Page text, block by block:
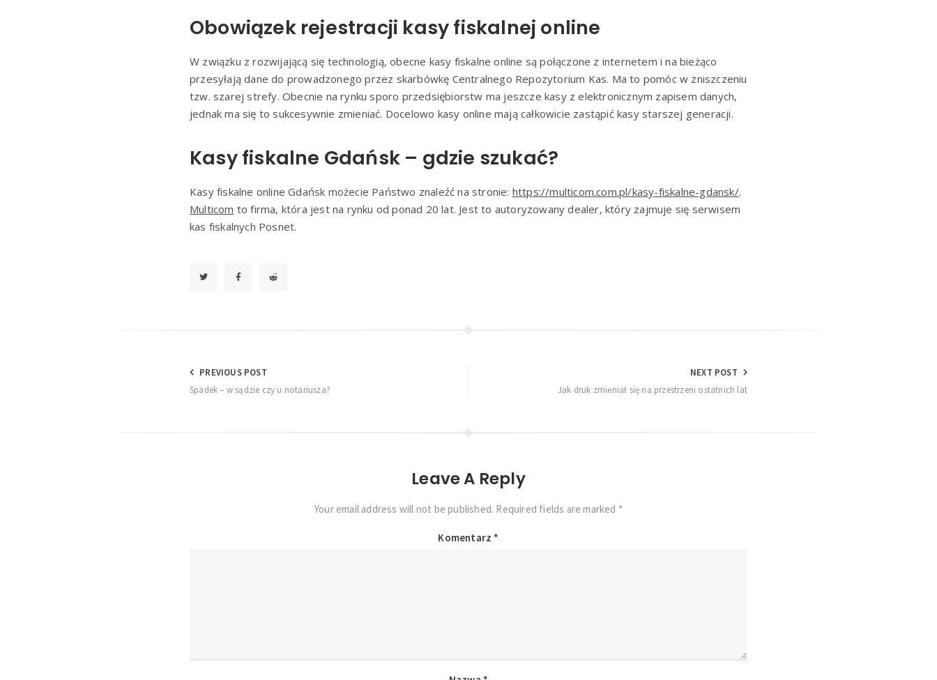
Obowiązek rejestracji kasy fiskalnej online
W związku z rozwijającą się technologią, obecne kasy fiskalne online są połączone z internetem i na bieżąco
przesyłają dane do prowadzonego przez skarbówkę Centralnego Repozytorium Kas. Ma to pomóc w zniszczeniu
tzw. szarej strefy. Obecnie na rynku sporo przedsiębiorstw ma jeszcze kasy z elektronicznym zapisem danych,
jednak ma się to sukcesywnie zmieniać. Docelowo kasy online mają całkowicie zastąpić kasy starszej generacji.
Kasy fiskalne Gdańsk – gdzie szukać?
Kasy fiskalne online Gdańsk możecie Państwo znaleźć na stronie: https://multicom.com.pl/kasy-fiskalne-gdansk/.
Multicom to firma, która jest na rynku od ponad 20 lat. Jest to autoryzowany dealer, który zajmuje się serwisem
kas fiskalnych Posnet.
Nawigacja
wpisu
PREVIOUS POST
Spadek – w sądzie czy u notariusza?
NEXT POST
Jak druk zmieniał się na przestrzeni ostatnich lat
Leave A Reply
Your email address will not be published. Required fields are marked *
Komentarz *